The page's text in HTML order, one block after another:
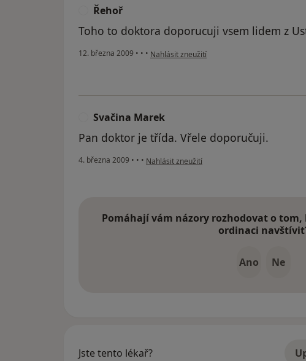
Řehoř
Toho to doktora doporucuji vsem lidem z
12. března 2009 • • • podle názoru uživatele Řehoř
Nahlásit zneužití
Svačina Marek
Pan doktor je třída. Vřele doporučuji.
4. března 2009 • • • podle názoru uživatele Svačina Marek
Nahlásit zneužití
Pomáhají vám názory rozhodovat o
ordinaci
Ano Ne
Jste tento lékař?